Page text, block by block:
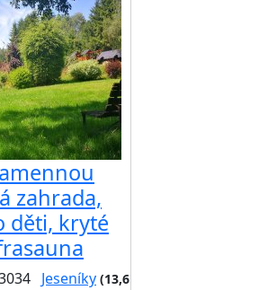
zahrada,
děti, kryté
Jeseníky (13,6